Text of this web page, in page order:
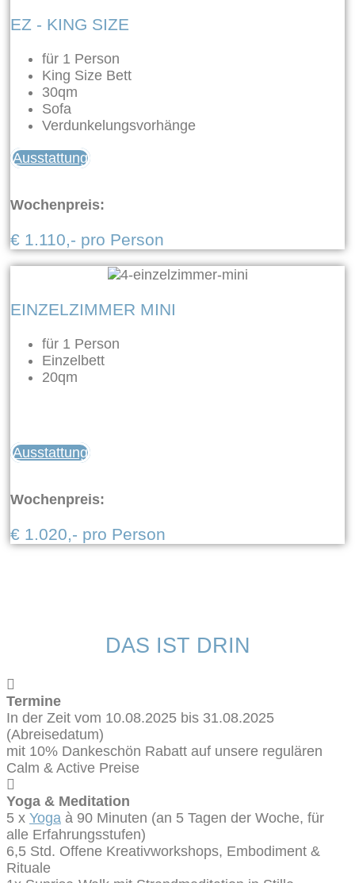
EZ - KING SIZE
für 1 Person
King Size Bett
30qm
Sofa
Verdunkelungsvorhänge
Ausstattung
Wochenpreis:
€ 1.110,- pro Person
EINZELZIMMER MINI
für 1 Person
Einzelbett
20qm
Ausstattung
Wochenpreis:
€ 1.020,- pro Person
DAS IST DRIN
Termine
In der Zeit vom 10.08.2025 bis 31.08.2025
(Abreisedatum)
mit 10% Dankeschön Rabatt auf unsere regulären
Calm & Active Preise
Yoga & Meditation
5 x Yoga à 90 Minuten (an 5 Tagen der Woche, für
alle Erfahrungsstufen)
6,5 Std. Offene Kreativworkshops, Embodiment &
Rituale